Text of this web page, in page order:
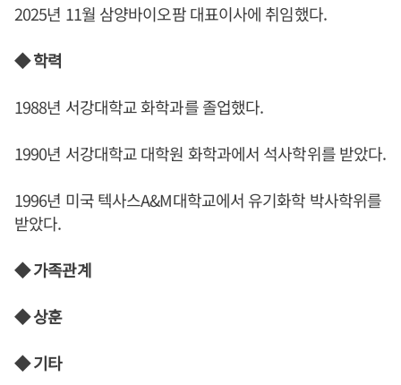
2025년 11월 삼양바이오팜 대표이사에 취임했다.
◆ 학력
1988년 서강대학교 화학과를 졸업했다.
1990년 서강대학교 대학원 화학과에서 석사학위를 받았다.
1996년 미국 텍사스A&M대학교에서 유기화학 박사학위를
받았다.
◆ 가족관계
◆ 상훈
◆ 기타